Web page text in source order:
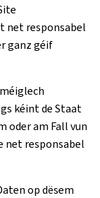
net responsabel
ganz géif
kéint de Staat
oder am Fall vun
net responsabel
op dësem